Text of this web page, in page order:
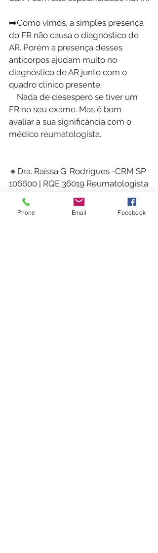
➡️Como vimos, a simples presença
do FR não causa o diagnóstico de
AR. Porém a presença desses
anticorpos ajudam muito no
diagnóstico de AR junto com o
quadro clínico presente.
FR no seu exame. Mas é bom
avaliar a sua significância com o
médico reumatologista.
🔸Dra. Raíssa G. Rodrigues -CRM SP
106600 | RQE 36019 Reumatologista
Phone Email Facebook